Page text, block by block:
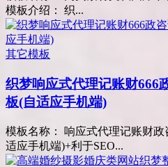
模板介绍： 织...
其它模板
织梦响应式代理记账财666
板(自适应手机端)
模板名称： 响应式代理记账财
适应手机端)+利于SEO...